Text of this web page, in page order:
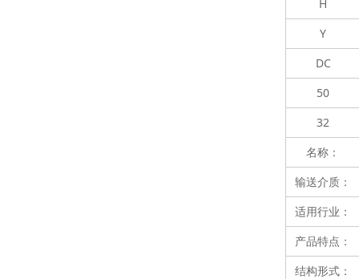
H
Y
DC
50
32
名称：
输送介质：
适用行业：
产品特点：
结构形式：